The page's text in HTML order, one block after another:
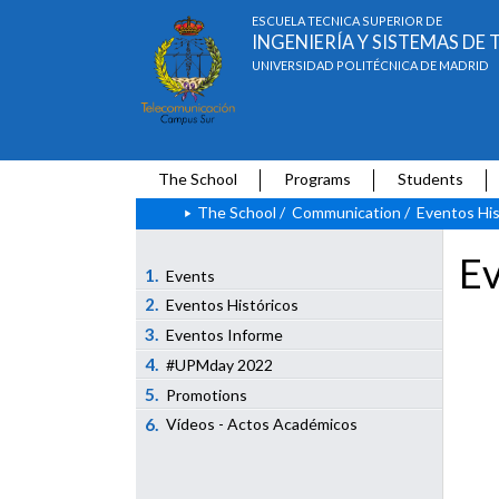
ESCUELA TÉCNICA SUPERIOR DE
INGENIERÍA Y SISTEMAS
UNIVERSIDAD POLITÉCNICA DE MADRID
The School Programs
Students
The School / Communication / Eventos
1. Events
2. Eventos Históricos
3. Eventos Informe
4. #UPMday 2022
5. Promotions
6. Vídeos - Actos Académicos